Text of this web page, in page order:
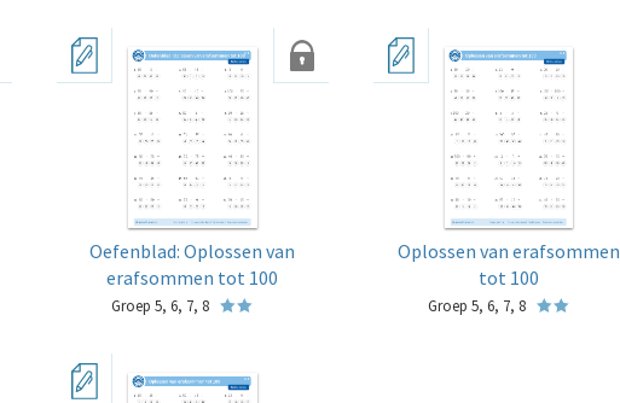
Oefenblad: Oplossen van
erafsommen tot 100
Groep 5, 6, 7, 8
Oplossen van erafsommen
tot 100
Groep 5, 6, 7, 8